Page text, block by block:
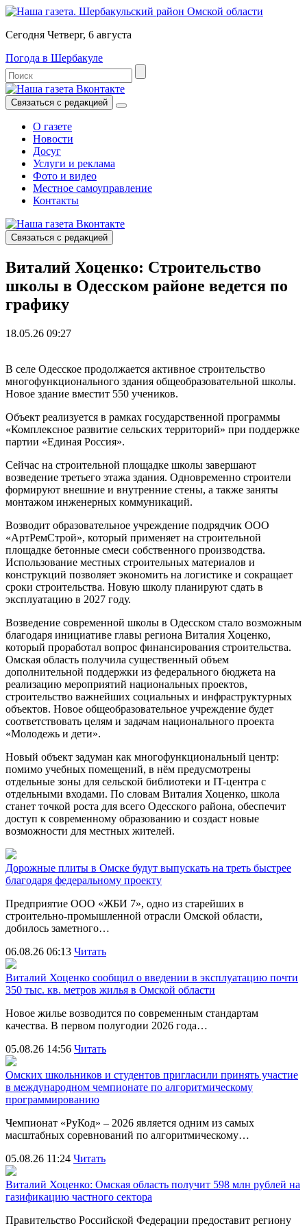
Сегодня Четверг, 6 августа
Погода в Шербакуле
Связаться с редакцией
О газете
Новости
Досуг
Услуги и реклама
Фото и видео
Местное самоуправление
Контакты
Связаться с редакцией
Виталий Хоценко: Строительство
школы в Одесском районе ведется по
графику
18.05.26 09:27
В селе Одесское продолжается активное строительство
многофункционального здания общеобразовательной школы.
Новое здание вместит 550 учеников.
Объект реализуется в рамках государственной программы
«Комплексное развитие сельских территорий» при поддержке
партии «Единая Россия».
Сейчас на строительной площадке школы завершают
возведение третьего этажа здания. Одновременно строители
формируют внешние и внутренние стены, а также заняты
монтажом инженерных коммуникаций.
Возводит образовательное учреждение подрядчик ООО
«АртРемСтрой», который применяет на строительной
площадке бетонные смеси собственного производства.
Использование местных строительных материалов и
конструкций позволяет экономить на логистике и сокращает
сроки строительства. Новую школу планируют сдать в
эксплуатацию в 2027 году.
Возведение современной школы в Одесском стало возможным
благодаря инициативе главы региона Виталия Хоценко,
который проработал вопрос финансирования строительства.
Омская область получила существенный объем
дополнительной поддержки из федерального бюджета на
реализацию мероприятий национальных проектов,
строительство важнейших социальных и инфраструктурных
объектов. Новое общеобразовательное учреждение будет
соответствовать целям и задачам национального проекта
«Молодежь и дети».
Новый объект задуман как многофункциональный центр:
помимо учебных помещений, в нём предусмотрены
отдельные зоны для сельской библиотеки и IT-центра с
отдельными входами. По словам Виталия Хоценко, школа
станет точкой роста для всего Одесского района, обеспечит
доступ к современному образованию и создаст новые
возможности для местных жителей.
Дорожные плиты в Омске будут выпускать на треть быстрее
благодаря федеральному проекту
Предприятие ООО «ЖБИ 7», одно из старейших в
строительно‑промышленной отрасли Омской области,
добилось заметного…
06.08.26 06:13 Читать
Виталий Хоценко сообщил о введении в эксплуатацию почти
350 тыс. кв. метров жилья в Омской области
Новое жилье возводится по современным стандартам
качества. В первом полугодии 2026 года…
05.08.26 14:56 Читать
Омских школьников и студентов пригласили принять участие
в международном чемпионате по алгоритмическому
программированию
Чемпионат «РуКод» – 2026 является одним из самых
масштабных соревнований по алгоритмическому…
05.08.26 11:24 Читать
Виталий Хоценко: Омская область получит 598 млн рублей на
газификацию частного сектора
Правительство Российской Федерации предоставит региону